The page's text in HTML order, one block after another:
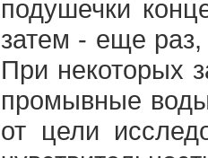
подушечки
затем - еще раз,
При некоторых
промывные воды
от цели